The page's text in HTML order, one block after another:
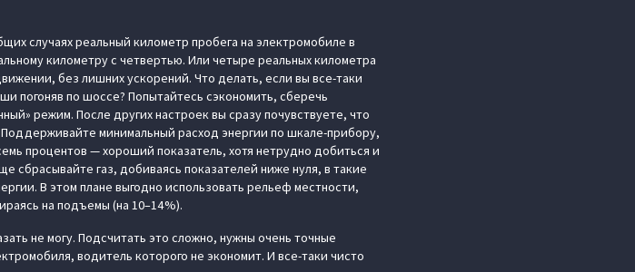
случаях реальный километр пробега на электромобиле в
километру с четвертью. Или четыре реальных километра
без лишних ускорений. Что делать, если вы все-таки
погоняв по шоссе? Попытайтесь сэкономить, сберечь
режим. После других настроек вы сразу почувствуете, что
минимальный расход энергии по шкале-прибору,
процентов — хороший показатель, хотя нетрудно добиться и
сбрасывайте газ, добиваясь показателей ниже нуля, в такие
В этом плане выгодно использовать рельеф местности,
на подъемы (на 10–14 %).
не могу. Подсчитать это сложно, нужны очень точные
водитель которого не экономит. И все-таки чисто